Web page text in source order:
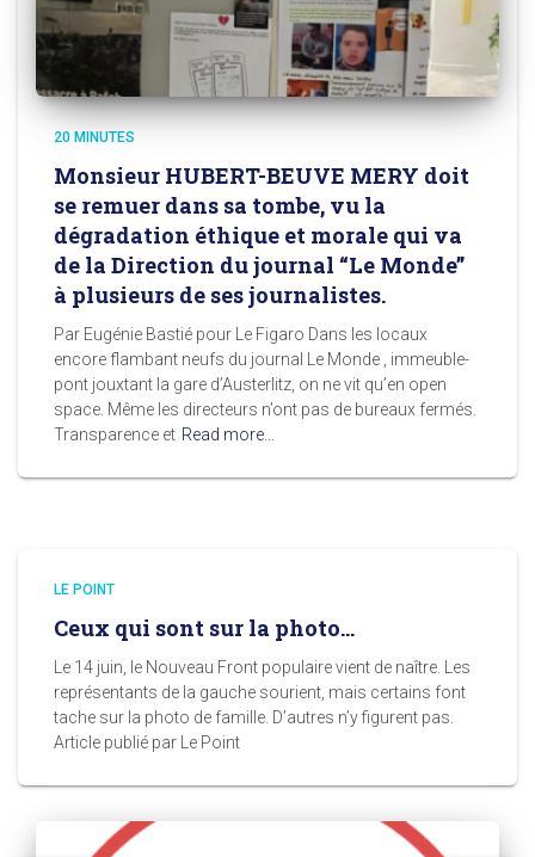
20 MINUTES
Monsieur HUBERT-BEUVE MERY doit
se remuer dans sa tombe, vu la
dégradation éthique et morale qui va
de la Direction du journal “Le Monde”
à plusieurs de ses journalistes.
Par Eugénie Bastié pour Le Figaro Dans les locaux
encore flambant neufs du journal Le Monde , immeuble-
pont jouxtant la gare d’Austerlitz, on ne vit qu’en open
space. Même les directeurs n’ont pas de bureaux fermés.
Transparence et Read more…
LE POINT
Ceux qui sont sur la photo…
Le 14 juin, le Nouveau Front populaire vient de naître. Les
représentants de la gauche sourient, mais certains font
tache sur la photo de famille. D’autres n’y figurent pas.
Article publié par Le Point